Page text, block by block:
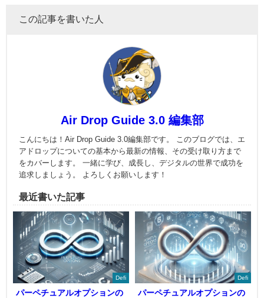
この記事を書いた人
Air Drop Guide 3.0 編集部
こんにちは！Air Drop Guide 3.0編集部です。 このブログでは、エ
アドロップについての基本から最新の情報、その受け取り方まで
をカバーします。 一緒に学び、成長し、デジタルの世界で成功を
追求しましょう。 よろしくお願いします！
最近書いた記事
Defi
パーペチュアルオプションの
Defi
パーペチュアルオプションの